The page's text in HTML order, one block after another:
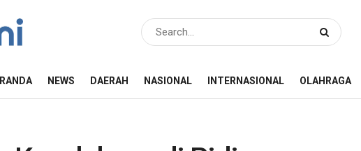
NEWS DAERAH NASIONAL INTERNASIONAL OLAHRAGA